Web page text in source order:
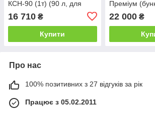
КСН-90 (1т) (90 л, для
точкову навіску) з
бункером
16 710 ₴
Купити
Преміум
міжряддя)
22 000₴
Про нас
100% позитивних з 27 відгуків за рік
Працює з 05.02.2011